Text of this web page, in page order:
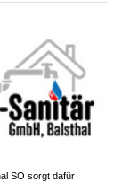
SO sorgt dafür